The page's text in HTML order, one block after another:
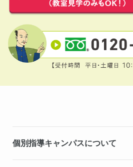
個別指導キャンパスについて